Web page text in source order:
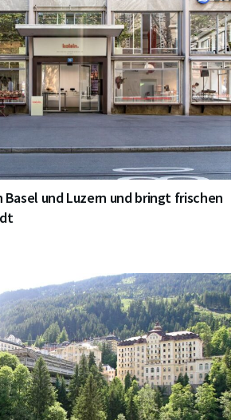
und Luzern und bringt frischen